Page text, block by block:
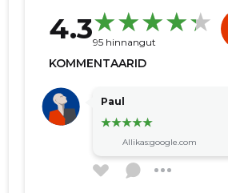
4.395 hinnangut
KOMMENTAARID
Paul
Allikas:google.com